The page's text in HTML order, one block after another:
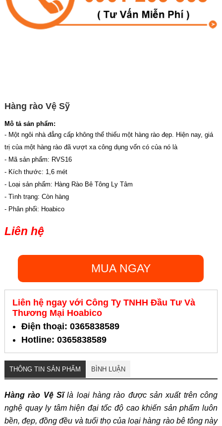
Hàng rào Vệ Sỹ
Mô tả sản phẩm:
- Một ngôi nhà đẳng cấp không thể thiếu một hàng rào đẹp. Hiện nay, giá
trị của một hàng rào đã vượt xa công dụng vốn có của nó là
- Mã sản phẩm: RVS16
- Kích thước: 1,6 mét
- Loại sản phẩm: Hàng Rào Bê Tông Ly Tâm
- Tình trạng: Còn hàng
- Phân phối: Hoabico
Liên hệ
MUA NGAY
Liên hệ ngay với Công Ty TNHH Đầu Tư Và
Thương Mại Hoabico
Điện thoại: 0365838589
Hotline: 0365838589
THÔNG TIN SẢN PHẨM BÌNH LUẬN
Hàng rào Vệ Sĩlà loại hàng rào được sản xuất trên công
nghệ quay ly tâm hiện đại tốc độ cao khiến sản phẩm luôn
bền, đẹp, đồng đều và tuổi thọ của loại hàng rào bê tông này